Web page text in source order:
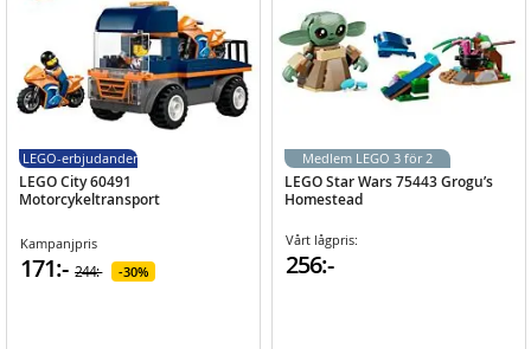
LEGO City 60491
Motorcykeltransport
Kampanjpris
171:- 244:- 30%
LEGO-erbjudanden
LEGO Star Wars 75443 Grogu’s
Homestead
Vårt lågpris:
256:-
Medlem LEGO 3 för 2